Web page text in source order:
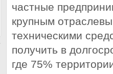
частные
крупным
техническими
получить в
где 75%